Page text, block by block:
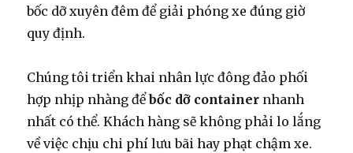
bốc dỡ xuyên đêm để giải phóng xe đúng giờ
quy định.
Chúng tôi triển khai nhân lực đông đảo phối
hợp nhịp nhàng đểbốc dỡ container nhanh
nhất có thể. Khách hàng sẽ không phải lo lắng
về việc chịu chi phí lưu bãi hay phạt chậm xe.